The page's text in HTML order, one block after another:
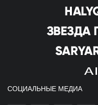
СОЦИАЛЬНЫЕ МЕДИА